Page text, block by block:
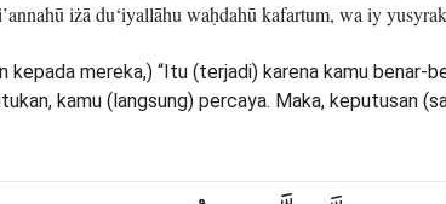
iżā du‘iyallāhu waḥdahū kafartum, wa iy
kepada mereka,) “Itu (terjadi) karena kamu benar-
kamu (langsung) percaya. Maka, keputusan